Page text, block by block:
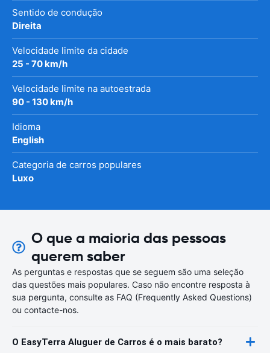
Sentido de condução
Direita
Velocidade limite da cidade
25 - 70 km/h
Velocidade limite na autoestrada
90 - 130 km/h
Idioma
English
Categoria de carros populares
Luxo
O que a maioria das pessoas
querem saber
As perguntas e respostas que se seguem são uma seleção
das questões mais populares. Caso não encontre resposta à
sua pergunta, consulte as FAQ (Frequently Asked Questions)
ou contacte-nos.
O EasyTerra Aluguer de Carros é o mais barato?